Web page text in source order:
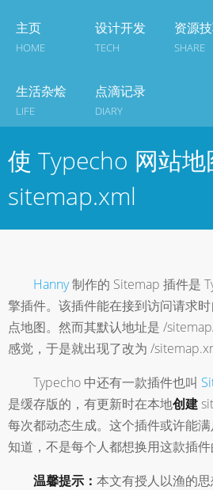
主页
HOME
设计开发
TECH
资源
SHARE
生活杂烩
LIFE
点滴记录
DIARY
使 Typecho 网站
sitemap.xml
Hanny制作的 Sitemap 插件是
擎插件。该插件能在接到访问请求
点地图。然而其默认地址是 /
感觉，于是就出现了改为 /
Typecho 中还有一款插件也叫
是缓存版的，有更新时在本地创建
每次都动态生成。这个插件或许能
知道，不是每个人都想换用这款插件
温馨提示： 本文有授人以渔的